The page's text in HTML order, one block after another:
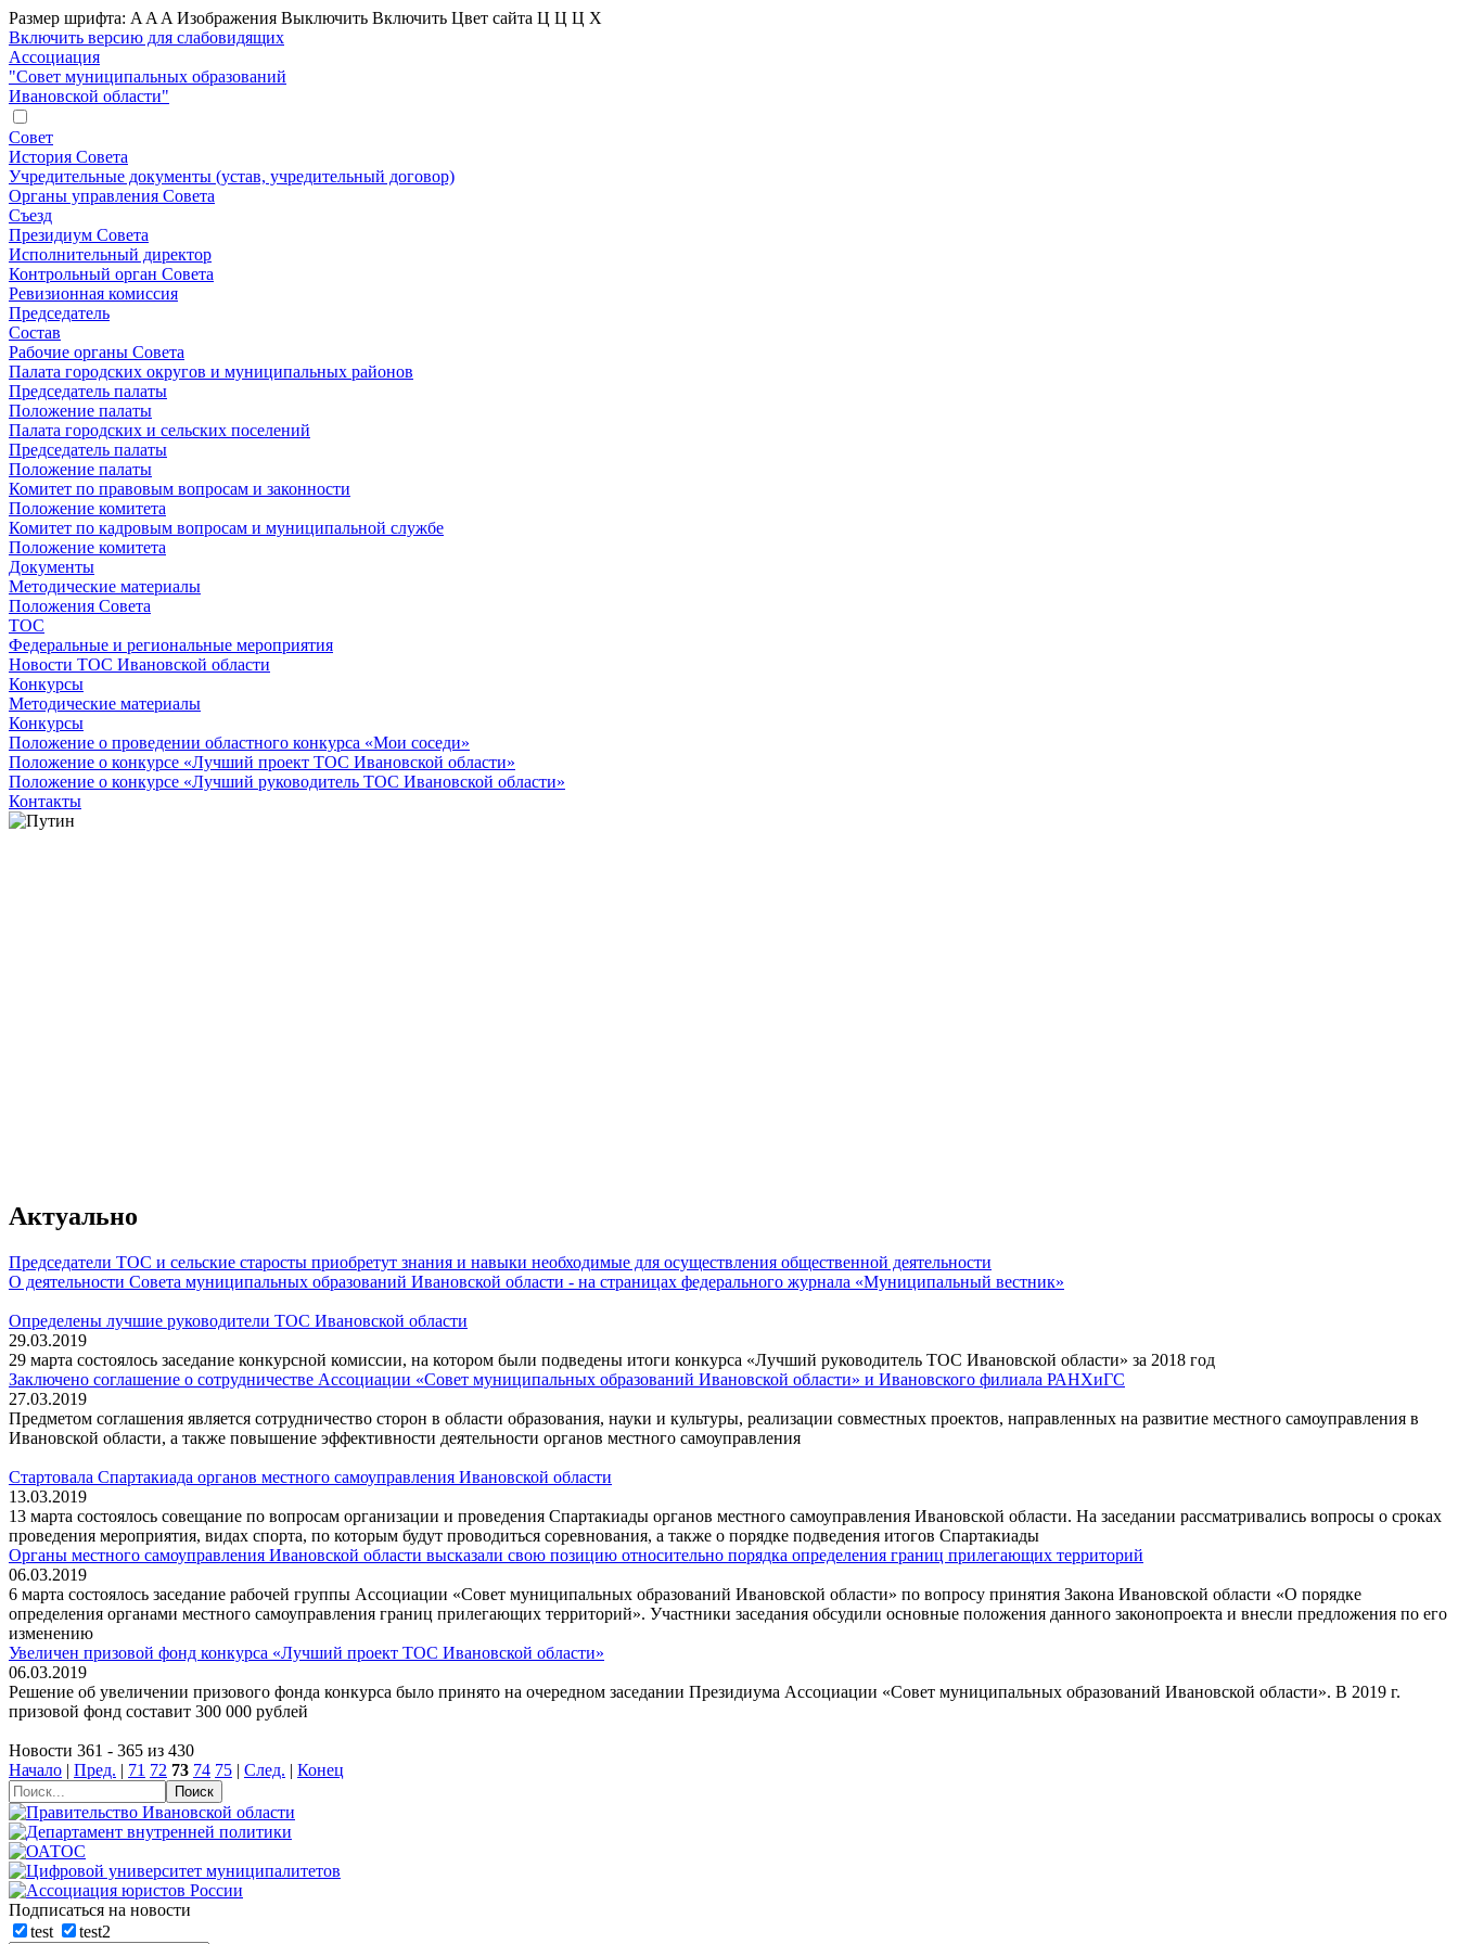
Размер шрифта: A A A Изображения Выключить Включить Цвет сайта Ц Ц Ц Х
Включить версию для слабовидящих
Ассоциация
"Совет муниципальных образований
Ивановской области"
Совет
История Совета
Учредительные документы (устав, учредительный договор)
Органы управления Совета
Съезд
Президиум Совета
Исполнительный директор
Контрольный орган Совета
Ревизионная комиссия
Председатель
Состав
Рабочие органы Совета
Палата городских округов и муниципальных районов
Председатель палаты
Положение палаты
Палата городских и сельских поселений
Председатель палаты
Положение палаты
Комитет по правовым вопросам и законности
Положение комитета
Комитет по кадровым вопросам и муниципальной службе
Положение комитета
Документы
Методические материалы
Положения Совета
ТОС
Федеральные и региональные мероприятия
Новости ТОС Ивановской области
Конкурсы
Методические материалы
Конкурсы
Положение о проведении областного конкурса «Мои соседи»
Положение о конкурсе «Лучший проект ТОС Ивановской области»
Положение о конкурсе «Лучший руководитель ТОС Ивановской области»
Контакты
Актуально
Председатели ТОС и сельские старосты приобретут знания и навыки необходимые для осуществления общественной деятельности
О деятельности Совета муниципальных образований Ивановской области - на страницах федерального журнала «Муниципальный вестник»
Определены лучшие руководители ТОС Ивановской области
29.03.2019
29 марта состоялось заседание конкурсной комиссии, на котором были подведены итоги конкурса «Лучший руководитель ТОС Ивановской области» за 2018 год
Заключено соглашение о сотрудничестве Ассоциации «Совет муниципальных образований Ивановской области» и Ивановского филиала РАНХиГС
27.03.2019
Предметом соглашения является сотрудничество сторон в области образования, науки и культуры, реализации совместных проектов, направленных на развитие местного самоуправления в
Ивановской области, а также повышение эффективности деятельности органов местного самоуправления
Стартовала Спартакиада органов местного самоуправления Ивановской области
13.03.2019
13 марта состоялось совещание по вопросам организации и проведения Спартакиады органов местного самоуправления Ивановской области. На заседании рассматривались вопросы о сроках
проведения мероприятия, видах спорта, по которым будут проводиться соревнования, а также о порядке подведения итогов Спартакиады
Органы местного самоуправления Ивановской области высказали свою позицию относительно порядка определения границ прилегающих территорий
06.03.2019
6 марта состоялось заседание рабочей группы Ассоциации «Совет муниципальных образований Ивановской области» по вопросу принятия Закона Ивановской области «О порядке
определения органами местного самоуправления границ прилегающих территорий». Участники заседания обсудили основные положения данного законопроекта и внесли предложения по его
изменению
Увеличен призовой фонд конкурса «Лучший проект ТОС Ивановской области»
06.03.2019
Решение об увеличении призового фонда конкурса было принято на очередном заседании Президиума Ассоциации «Совет муниципальных образований Ивановской области». В 2019 г.
призовой фонд составит 300 000 рублей
Новости 361 - 365 из 430
Начало | Пред. | 71 72 73 74 75 | След. | Конец
Подписаться на новости
test
test2